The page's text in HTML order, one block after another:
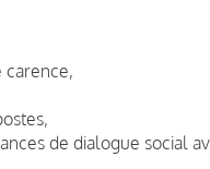
carence,
de dialogue social